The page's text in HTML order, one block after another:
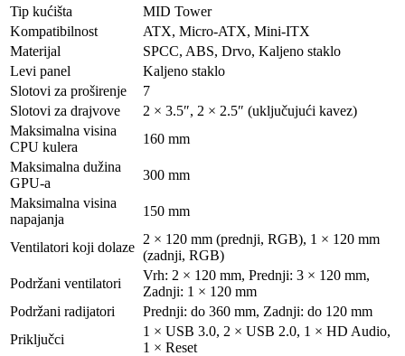
Tip kućišta
MID Tower
Kompatibilnost
ATX, Micro-ATX, Mini-ITX
Materijal
SPCC, ABS, Drvo, Kaljeno staklo
Levi panel
Kaljeno staklo
Slotovi za proširenje
7
Slotovi za drajvove
2 × 3.5″, 2 × 2.5″ (uključujući kavez)
Maksimalna visina
CPU kulera
160 mm
Maksimalna dužina
GPU-a
300 mm
Maksimalna visina
napajanja
150 mm
Ventilatori koji dolaze
2 × 120 mm (prednji, RGB), 1 × 120 mm
(zadnji, RGB)
Podržani ventilatori
Vrh: 2 × 120 mm, Prednji: 3 × 120 mm,
Zadnji: 1 × 120 mm
Podržani radijatori
Prednji: do 360 mm, Zadnji: do 120 mm
Priključci
1 × USB 3.0, 2 × USB 2.0, 1 × HD Audio,
1 × Reset